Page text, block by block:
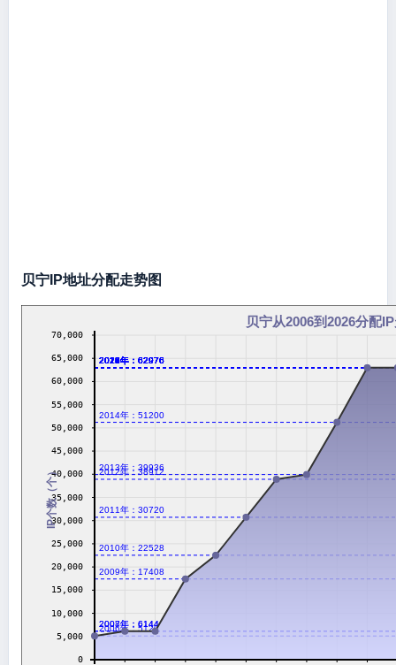
贝宁IP地址分配走势图
贝宁从2006到2026分配
2006年：5120
2007年：6144
2008年：6144
2009年：17408
2010年：22528
2011年：30720
2012年：38912
2013年：39936
2014年：51200
2016年：62976
2017年：62976
2018年：62976
2019年：62976
2020年：62976
2021年：62976
2022年：62976
2023年：62976
2024年：62976
2026年：62976
0
5,000
10,000
15,000
20,000
25,000
30,000
35,000
40,000
45,000
50,000
55,000
60,000
65,000
70,000
IP个数（个）